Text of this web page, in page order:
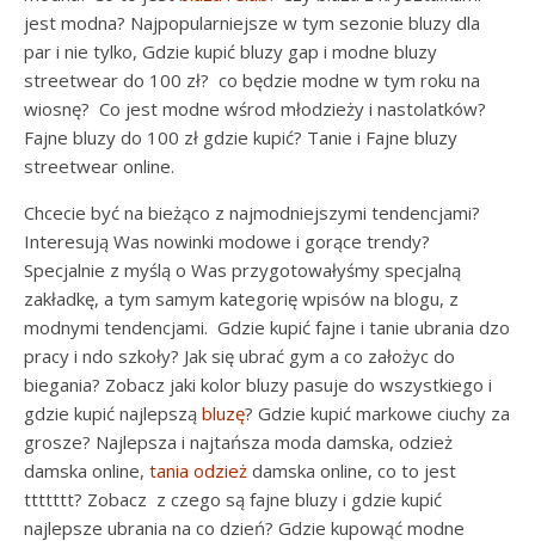
jest modna? Najpopularniejsze w tym sezonie bluzy dla
par i nie tylko, Gdzie kupić bluzy gap i modne bluzy
streetwear do 100 zł? co będzie modne w tym roku na
wiosnę? Co jest modne wśrod młodzieży i nastolatków?
Fajne bluzy do 100 zł gdzie kupić? Tanie i Fajne bluzy
streetwear online.
Chcecie być na bieżąco z najmodniejszymi tendencjami?
Interesują Was nowinki modowe i gorące trendy?
Specjalnie z myślą o Was przygotowałyśmy specjalną
zakładkę, a tym samym kategorię wpisów na blogu, z
modnymi tendencjami. Gdzie kupić fajne i tanie ubrania dzo
pracy i ndo szkoły? Jak się ubrać gym a co założyc do
biegania? Zobacz jaki kolor bluzy pasuje do wszystkiego i
gdzie kupić najlepszą bluzę? Gdzie kupić markowe ciuchy za
grosze? Najlepsza i najtańsza moda damska, odzież
damska online, tania odzież damska online, co to jest
ttttttt? Zobacz z czego są fajne bluzy i gdzie kupić
najlepsze ubrania na co dzień? Gdzie kupowąć modne